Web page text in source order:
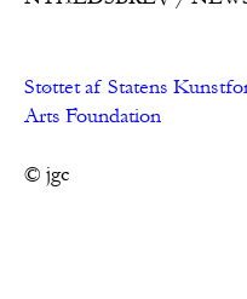
Støttet af Statens
Arts Foundation
© jgc